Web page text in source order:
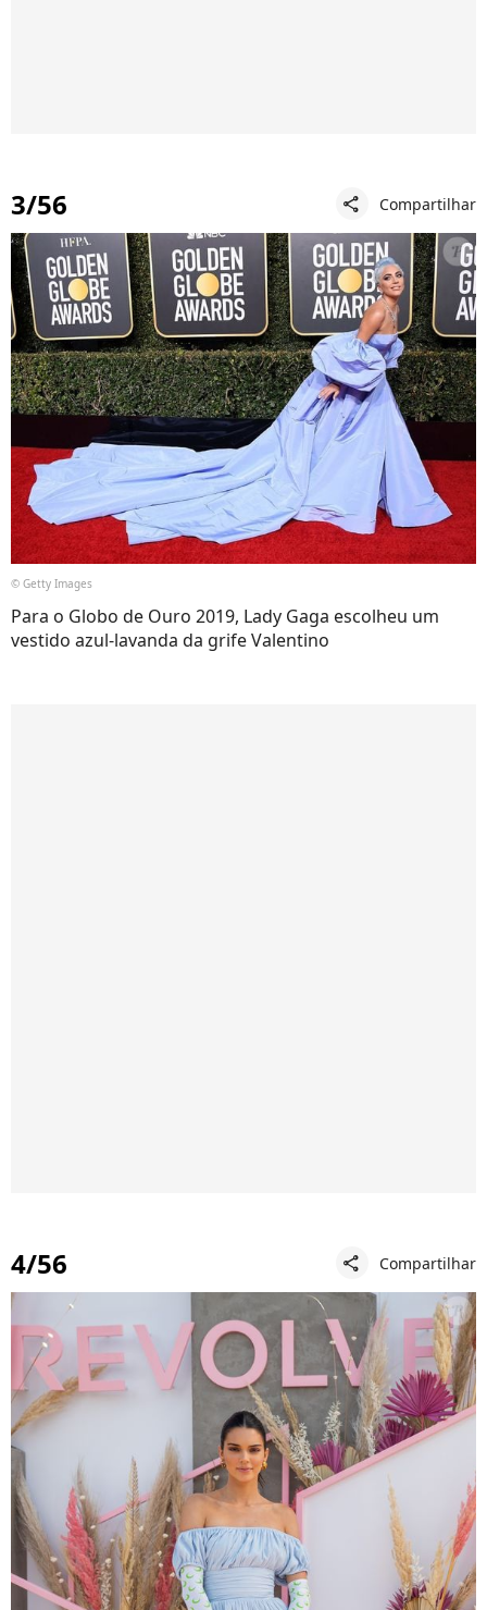
3/56 share Compartilhar
© Getty Images
Para o Globo de Ouro 2019, Lady Gaga escolheu um
vestido azul-lavanda da grife Valentino
4/56 share Compartilhar